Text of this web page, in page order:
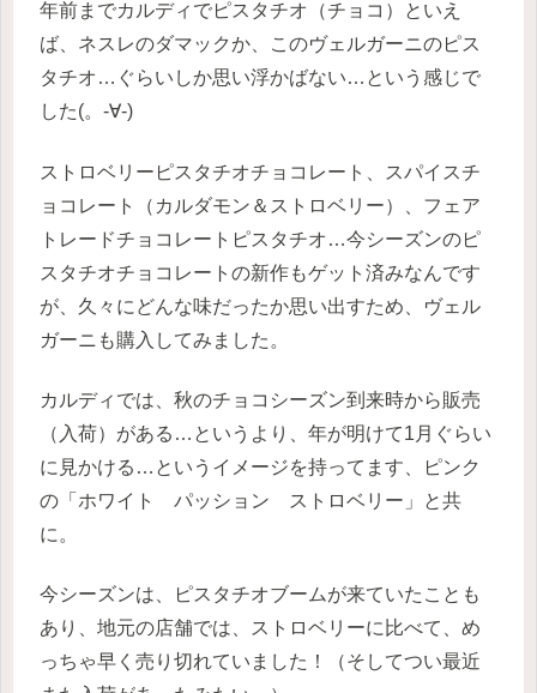
年前までカルディでピスタチオ（チョコ）といえ
ば、ネスレのダマックか、このヴェルガーニのピス
タチオ…ぐらいしか思い浮かばない…という感じで
した(。-∀-)
ストロベリーピスタチオチョコレート、スパイスチ
ョコレート（カルダモン＆ストロベリー）、フェア
トレードチョコレートピスタチオ…今シーズンのピ
スタチオチョコレートの新作もゲット済みなんです
が、久々にどんな味だったか思い出すため、ヴェル
ガーニも購入してみました。
カルディでは、秋のチョコシーズン到来時から販売
（入荷）がある…というより、年が明けて1月ぐらい
に見かける…というイメージを持ってます、ピンク
の「ホワイト パッション ストロベリー」と共
に。
今シーズンは、ピスタチオブームが来ていたことも
あり、地元の店舗では、ストロベリーに比べて、め
っちゃ早く売り切れていました！（そしてつい最近